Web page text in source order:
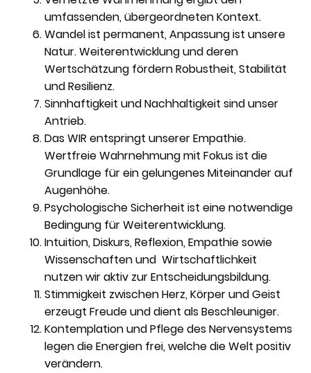
umfassenden, übergeordneten Kontext.
Wandel ist permanent, Anpassung ist unsere
Natur. Weiterentwicklung und deren
Wertschätzung fördern Robustheit, Stabilität
und Resilienz.
Sinnhaftigkeit und Nachhaltigkeit sind unser
Antrieb.
Das WIR entspringt unserer Empathie.
Wertfreie Wahrnehmung mit Fokus ist die
Grundlage für ein gelungenes Miteinander auf
Augenhöhe.
Psychologische Sicherheit ist eine notwendige
Bedingung für Weiterentwicklung.
Intuition, Diskurs, Reflexion, Empathie sowie
Wissenschaften und Wirtschaftlichkeit
nutzen wir aktiv zur Entscheidungsbildung.
Stimmigkeit zwischen Herz, Körper und Geist
erzeugt Freude und dient als Beschleuniger.
Kontemplation und Pflege des Nervensystems
legen die Energien frei, welche die Welt positiv
verändern.